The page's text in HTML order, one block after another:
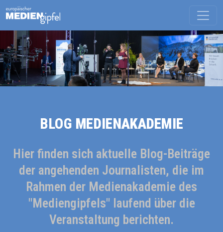
BLOG MEDIENAKADEMIE
Hier finden sich aktuelle Blog-Beiträge
der angehenden Journalisten, die im
Rahmen der Medienakademie des
"Mediengipfels" laufend über die
Veranstaltung berichten.